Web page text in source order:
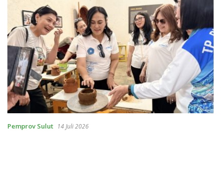
Pemprov Sulut 14 Juli 2026